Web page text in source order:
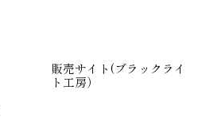
販売サイト(ブラックライ
ト工房）